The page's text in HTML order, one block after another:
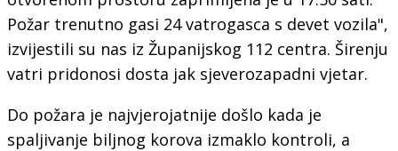
Požar trenutno gasi 24 vatrogasca s devet vozila",
izvijestili su nas iz Županijskog 112 centra. Širenju
vatri pridonosi dosta jak sjeverozapadni vjetar.
Do požara je najvjerojatnije došlo kada je
spaljivanje biljnog korova izmaklo kontroli, a